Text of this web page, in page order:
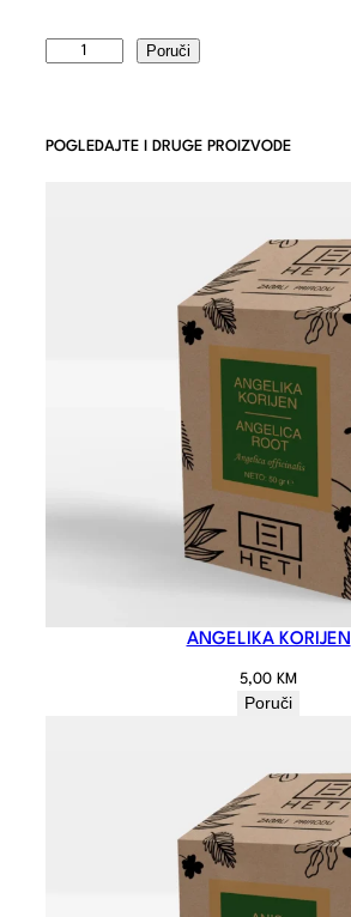
Poruči
POGLEDAJTE I DRUGE PROIZVODE
ANGELIKA KORIJEN
5,00 KM
Poruči